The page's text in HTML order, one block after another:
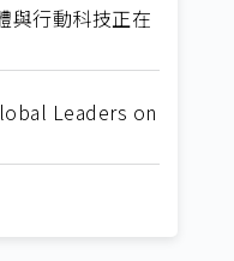
與行動科技正在
Leaders on